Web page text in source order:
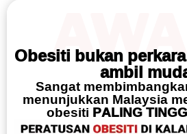
Obesiti bukan
ambil
Sangat
menunjukkan Malaysia
obesitiPALING